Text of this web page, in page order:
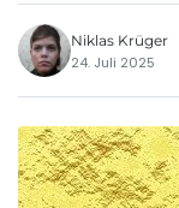
Niklas Krüger
24. Juli 2025